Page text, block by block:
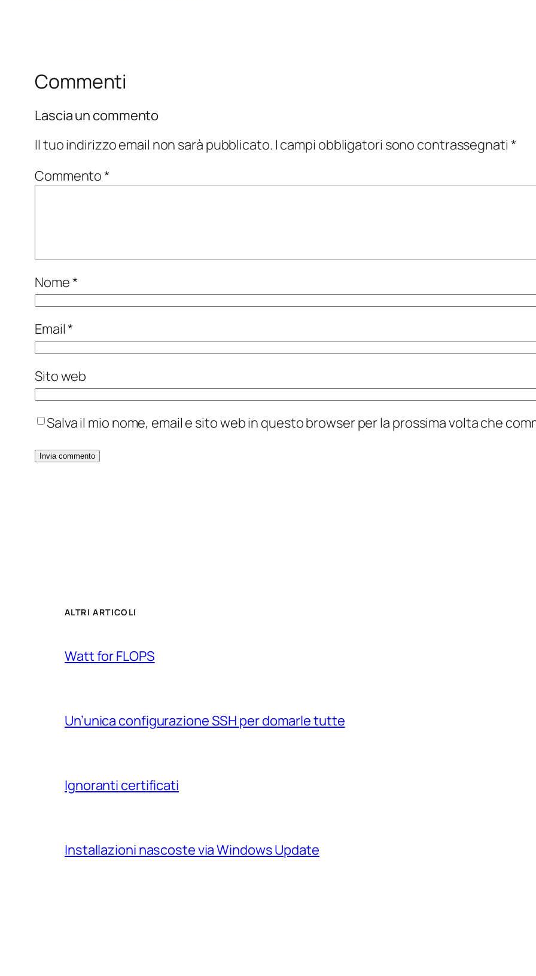
Commenti
Lascia un commento
Il tuo indirizzo email non sarà pubblicato. I campi obbligatori sono contrassegnati *
Commento*
Nome*
Email*
Sito web
Salva il mio nome, email e sito web in questo browser per la prossima volta che
ALTRI ARTICOLI
Watt for FLOPS
Un’unica configurazione SSH per domarle tutte
Ignoranti certificati
Installazioni nascoste via Windows Update